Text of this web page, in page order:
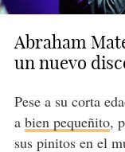
Abraham
un nuevo
Pese a su corta
a bien pequeñito,
sus pinitos en el